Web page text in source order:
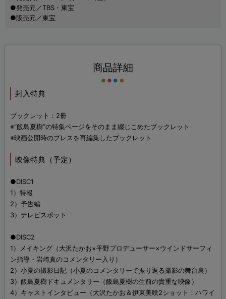
●発売元／TBS・東宝
●販売元／東宝
商品詳細
封入特典
ブックレット：2冊
※“飯島夏樹”の特集ページをそのまま綴じこめたブックレット
※映画公開時のプレスを再編集したブックレット
映像特典（予定）
●DISC1
1）特報
2）予告編
3）テレビスポット
●DISC2
1）メイキング（大沢たかお×平野プロデューサー×ウインドサーフィ
ン指導・岩崎真のコメンタリー入り）
2）小夏の撮影日記（小夏のコメンタリーで振り返る撮影の舞台裏）
3）飯島夏樹ドキュメンタリー（飯島夏樹の生前の貴重な映像）
4）キャストインタビュー（大沢たかお＆伊東美咲2ショット：ハワイ